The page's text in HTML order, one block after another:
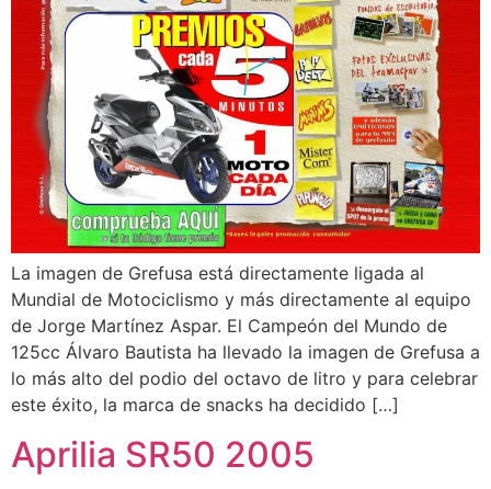
La imagen de Grefusa está directamente ligada al
Mundial de Motociclismo y más directamente al equipo
de Jorge Martínez Aspar. El Campeón del Mundo de
125cc Álvaro Bautista ha llevado la imagen de Grefusa a
lo más alto del podio del octavo de litro y para celebrar
este éxito, la marca de snacks ha decidido […]
Aprilia SR50 2005